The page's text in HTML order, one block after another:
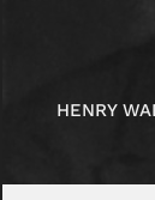
HENRY